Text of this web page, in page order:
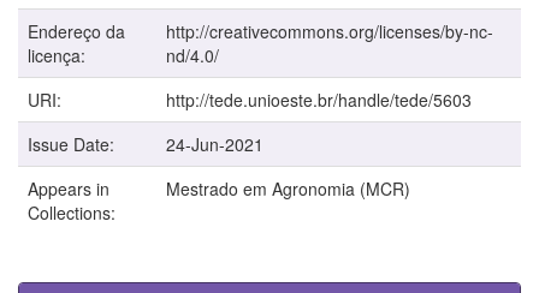
Endereço da
licença:
http://creativecommons.org/licenses/by-nc-
nd/4.0/
URI:
http://tede.unioeste.br/handle/tede/5603
Issue Date:
24-Jun-2021
Appears in
Collections:
Mestrado em Agronomia (MCR)